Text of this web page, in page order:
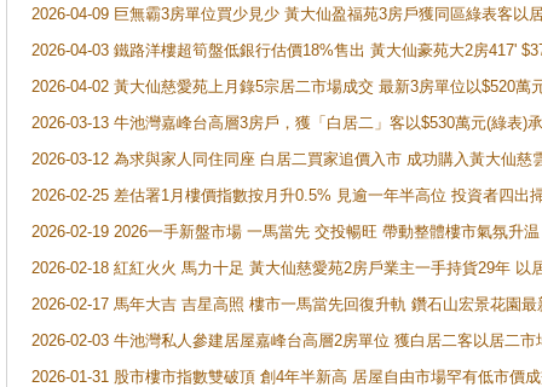
2026-04-09 巨無霸3房單位買少見少 黃大仙盈福苑3房戶獲同區綠表客以
2026-04-03 鐵路洋樓超筍盤低銀行估價18%售出 黃大仙豪苑大2房417'
2026-04-02 黃大仙慈愛苑上月錄5宗居二市場成交 最新3房單位以$520萬
2026-03-13 牛池灣嘉峰台高層3房戶，獲「白居二」客以$530萬元(綠表)
2026-03-12 為求與家人同住同座 白居二買家追價入市 成功購入黃大仙
2026-02-25 差估署1月樓價指數按月升0.5% 見逾一年半高位 投資者四
2026-02-19 2026一手新盤市場 一馬當先 交投暢旺 帶動整體樓市氣氛升
2026-02-18 紅紅火火 馬力十足 黃大仙慈愛苑2房戶業主一手持貨29年 以
2026-02-17 馬年大吉 吉星高照 樓市一馬當先回復升軌 鑽石山宏景花園
2026-02-03 牛池灣私人參建居屋嘉峰台高層2房單位 獲白居二客以居二市
2026-01-31 股市樓市指數雙破頂 創4年半新高 居屋自由市場罕有低市價